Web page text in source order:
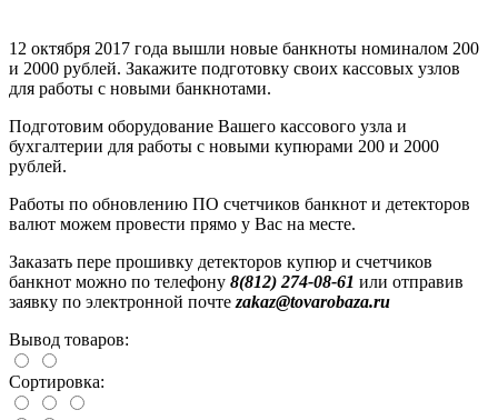
12 октября 2017 года вышли новые банкноты номиналом 200
и 2000 рублей. Закажите подготовку своих кассовых узлов
для работы с новыми банкнотами.
Подготовим оборудование Вашего кассового узла и
бухгалтерии для работы с новыми купюрами 200 и 2000
рублей.
Работы по обновлению ПО счетчиков банкнот и детекторов
валют можем провести прямо у Вас на месте.
Заказать пере прошивку детекторов купюр и счетчиков
банкнот можно по телефону 8(812) 274-08-61 или отправив
заявку по электронной почте zakaz@tovarobaza.ru
Вывод товаров:
Сортировка: